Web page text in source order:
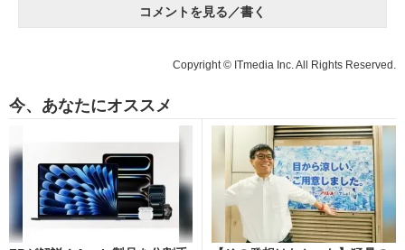
コメントを見る／書く
Copyright © ITmedia Inc. All Rights Reserved.
今、あなたにオススメ